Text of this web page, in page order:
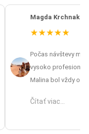
Magda
★★★★★
Počas návštevy
vysoko
Malina bol vždy
výsledkom som
Čítať viac...